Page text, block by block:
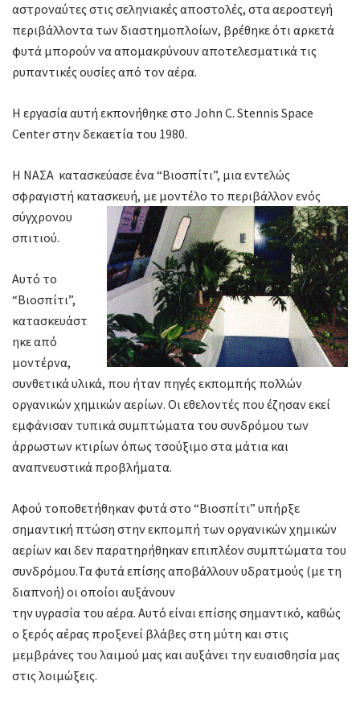
αστροναύτες στις σεληνιακές αποστολές, στα αεροστεγή
περιβάλλοντα των διαστημοπλοίων, βρέθηκε ότι αρκετά
φυτά μπορούν να απομακρύνουν αποτελεσματικά τις
ρυπαντικές ουσίες από τον αέρα.
Η εργασία αυτή εκπονήθηκε στο John C. Stennis Space
Center στην δεκαετία του 1980.
Η ΝΑΣΑ κατασκεύασε ένα “Βιοσπίτι”, μια εντελώς
σφραγιστή κατασκευή, με μοντέλο το περιβάλλον ενός
σύγχρονου
σπιτιού.
Αυτό το
“Βιοσπίτι”,
κατασκευάστ
ηκε από
μοντέρνα,
συνθετικά υλικά, που ήταν πηγές εκπομπής πολλών
οργανικών χημικών αερίων. Οι εθελοντές που έζησαν εκεί
εμφάνισαν τυπικά συμπτώματα του συνδρόμου των
άρρωστων κτιρίων όπως τσούξιμο στα μάτια και
αναπνευστικά προβλήματα.
Αφού τοποθετήθηκαν φυτά στο “Βιοσπίτι” υπήρξε
σημαντική πτώση στην εκπομπή των οργανικών χημικών
αερίων και δεν παρατηρήθηκαν επιπλέον συμπτώματα του
συνδρόμου.Τα φυτά επίσης αποβάλλουν υδρατμούς (με τη
διαπνοή) οι οποίοι αυξάνουν
την υγρασία του αέρα. Αυτό είναι επίσης σημαντικό, καθώς
ο ξερός αέρας προξενεί βλάβες στη μύτη και στις
μεμβράνες του λαιμού μας και αυξάνει την ευαισθησία μας
στις λοιμώξεις.